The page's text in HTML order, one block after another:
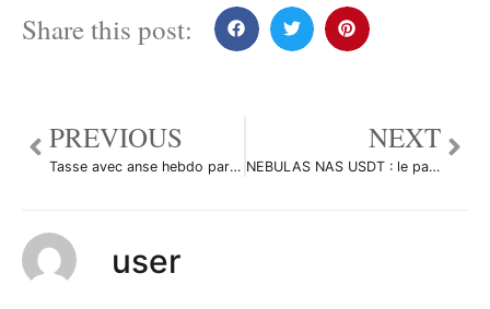
Share this post:
PREVIOUS
Tasse avec anse hebdo par Yannick1961
NEXT
NEBULAS NAS USDT : le passage des 1.61 dol sera décisif par Cryp0Crypt0
user